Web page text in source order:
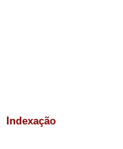
Indexação